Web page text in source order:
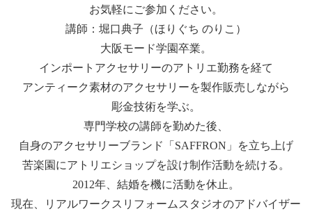
お気軽にご参加ください。
講師：堀口典子（ほりぐち のりこ）
大阪モード学園卒業。
インポートアクセサリーのアトリエ勤務を経て
アンティーク素材のアクセサリーを製作販売しながら
彫金技術を学ぶ。
専門学校の講師を勤めた後、
自身のアクセサリーブランド「SAFFRON」を立ち上げ
苦楽園にアトリエショップを設け制作活動を続ける。
2012年、結婚を機に活動を休止。
現在、リアルワークスリフォームスタジオのアドバイザー